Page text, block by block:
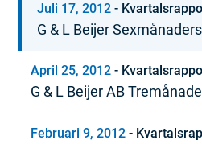
Juli 17, 2012 -
G & L Beijer
April 25, 2012 -
G & L Beijer AB
Februari 9, 2012 -